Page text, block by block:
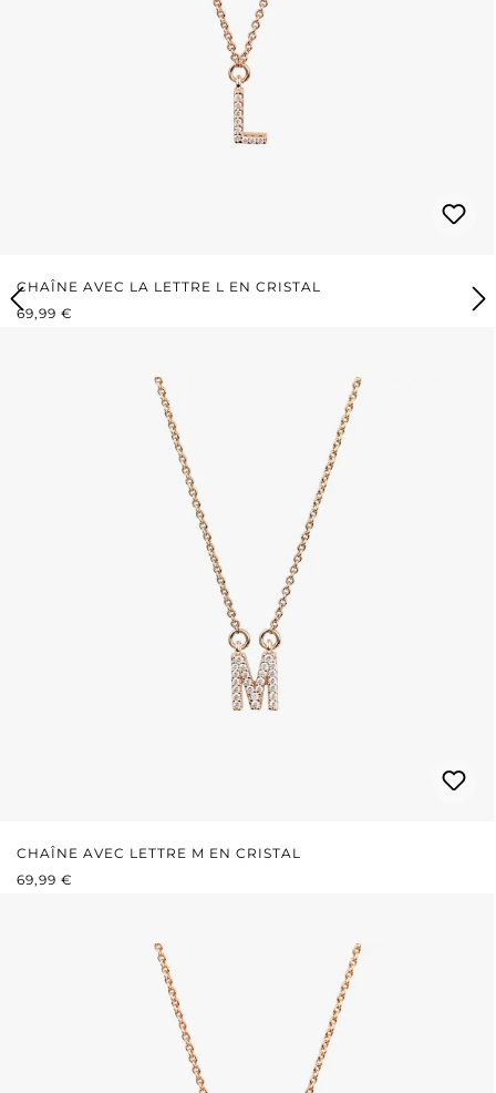
CHAÎNE AVEC LA LETTRE L EN CRISTAL
PRIX RÉGULIER :
69,99 €
CHAÎNE AVEC LETTRE M EN CRISTAL
PRIX RÉGULIER :
69,99 €